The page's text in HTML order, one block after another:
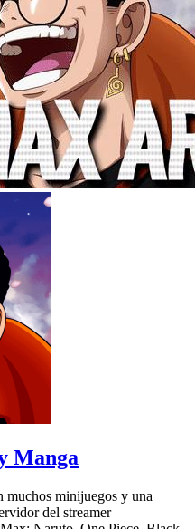
Manga
muchos minijuegos y una
del streamer